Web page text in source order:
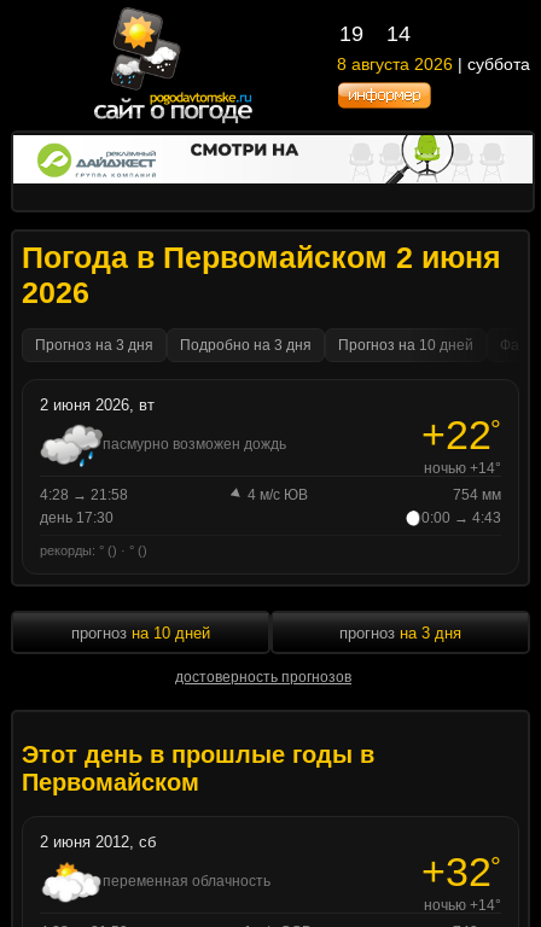
19 14
8 августа 2026 | суббота
Погода в Первомайском 2 июня
2026
Прогноз на 3 дня Подробно на 3 дня Прогноз на 10 дней
2 июня 2026, вт
пасмурно возможен дождь +22°
ночью +14°
4:28 → 21:58
4 м/с ЮВ
754 мм
день 17:30
0:00 → 4:43
рекорды: ° () · ° ()
прогноз на 10 дней
достоверность прогнозов
прогноз на 3 дня
Этот день в прошлые годы в
Первомайском
2 июня 2012, сб
переменная облачность +32°
ночью +14°